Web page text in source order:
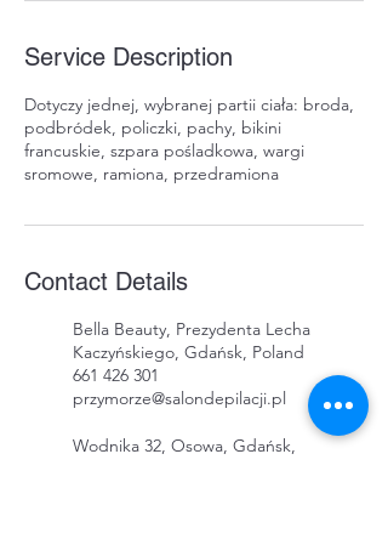
Service Description
Dotyczy jednej, wybranej partii ciała: broda,
podbródek, policzki, pachy, bikini
francuskie, szpara pośladkowa, wargi
sromowe, ramiona, przedramiona
Contact Details
Bella Beauty, Prezydenta Lecha
Kaczyńskiego, Gdańsk, Poland
661 426 301
przymorze@salondepilacji.pl
Wodnika 32, Osowa, Gdańsk,